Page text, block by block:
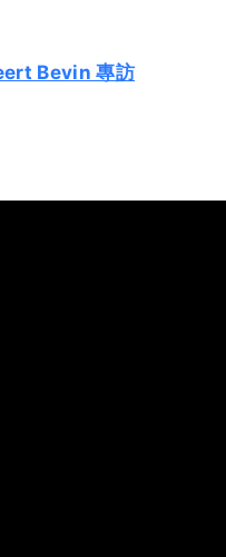
Bevin 專訪